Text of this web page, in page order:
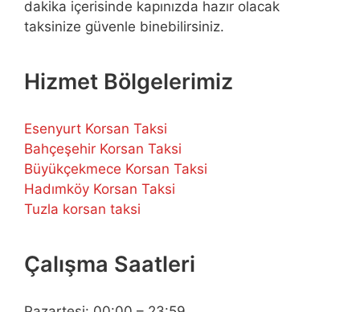
dakika içerisinde kapınızda hazır olacak
taksinize güvenle binebilirsiniz.
Hizmet Bölgelerimiz
Esenyurt Korsan Taksi
Bahçeşehir Korsan Taksi
Büyükçekmece Korsan Taksi
Hadımköy Korsan Taksi
Tuzla korsan taksi
Çalışma Saatleri